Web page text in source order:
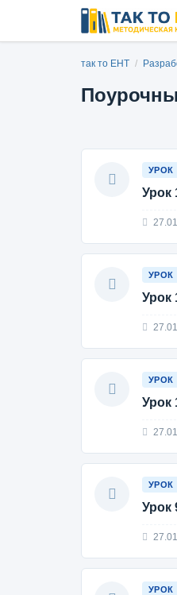
так то ЕНТ /
УРОК
УРОК
УРОК
УРОК
УРОК